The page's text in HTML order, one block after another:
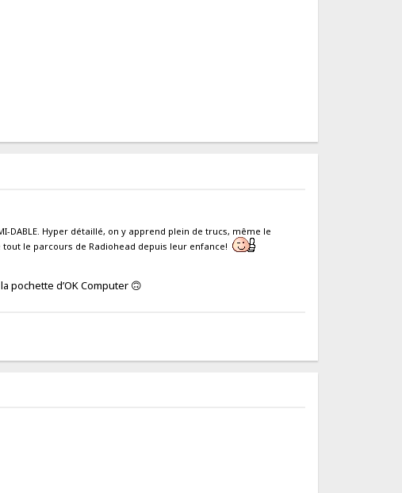
DABLE. Hyper détaillé, on y apprend plein de trucs, même le
le parcours de Radiohead depuis leur enfance!
pochette d’OK Computer 🙃